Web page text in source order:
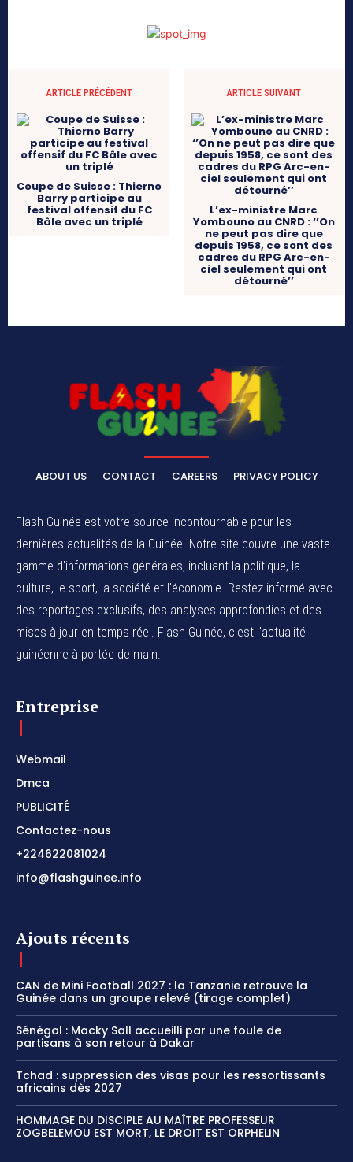
ARTICLE PRÉCÉDENT
Coupe de Suisse : Thierno
Barry participe au
festival offensif du FC
Bâle avec un triplé
ARTICLE SUIVANT
L’ex-ministre Marc
Yombouno au CNRD : ‘’On
ne peut pas dire que
depuis 1958, ce sont des
cadres du RPG Arc-en-
ciel seulement qui ont
détourné’’
ABOUT US CONTACT CAREERS PRIVACY POLICY
Flash Guinée est votre source incontournable pour les
dernières actualités de la Guinée. Notre site couvre une vaste
gamme d'informations générales, incluant la politique, la
culture, le sport, la société et l'économie. Restez informé avec
des reportages exclusifs, des analyses approfondies et des
mises à jour en temps réel. Flash Guinée, c'est l'actualité
guinéenne à portée de main.
Entreprise
Webmail
Dmca
PUBLICITÉ
Contactez-nous
+224622081024
info@flashguinee.info
Ajouts récents
CAN de Mini Football 2027 : la Tanzanie retrouve la
Guinée dans un groupe relevé (tirage complet)
Sénégal : Macky Sall accueilli par une foule de
partisans à son retour à Dakar
Tchad : suppression des visas pour les ressortissants
africains dès 2027
HOMMAGE DU DISCIPLE AU MAÎTRE PROFESSEUR
ZOGBELEMOU EST MORT, LE DROIT EST ORPHELIN